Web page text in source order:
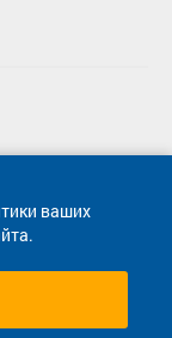
ваших
продажи